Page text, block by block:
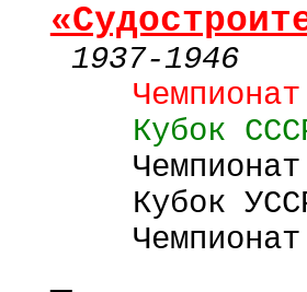
1937-1946
Кубок
Кубок